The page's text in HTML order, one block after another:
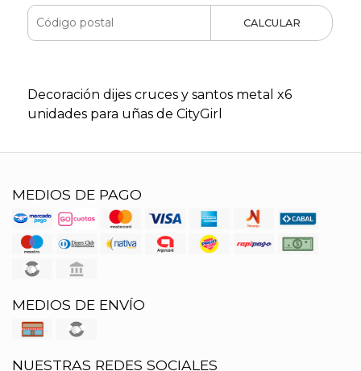
CALCULAR
Decoración dijes cruces y santos metal x6
unidades para uñas de CityGirl
MEDIOS DE PAGO
MEDIOS DE ENVÍO
NUESTRAS REDES SOCIALES